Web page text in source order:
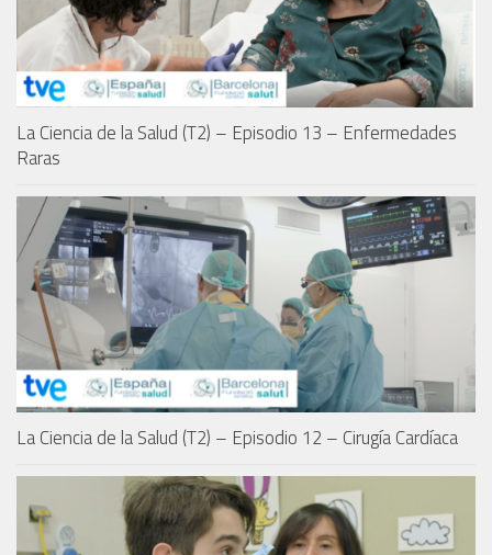
La Ciencia de la Salud (T2) – Episodio 13 – Enfermedades
Raras
La Ciencia de la Salud (T2) – Episodio 12 – Cirugía Cardíaca